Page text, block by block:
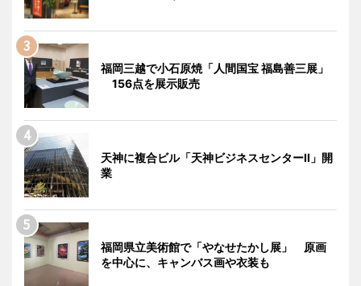
福岡三越で小石原焼「人間国宝 福島善三展」
156点を展示販売
天神に複合ビル「天神ビジネスセンターII」開
業
福岡県立美術館で「やなせたかし展」 原画
を中心に、キャンバス画や衣装も